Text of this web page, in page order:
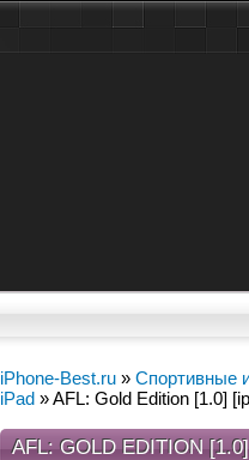
iPhone-Best.ru » Спортивные
iPad » AFL: Gold Edition [1.0]
AFL: GOLD EDITION